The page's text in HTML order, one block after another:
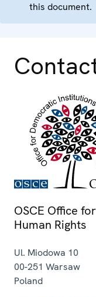
this document.
OSCE Office
Human Rights
Ul. Miodowa 10
00-251 Warsaw
Poland